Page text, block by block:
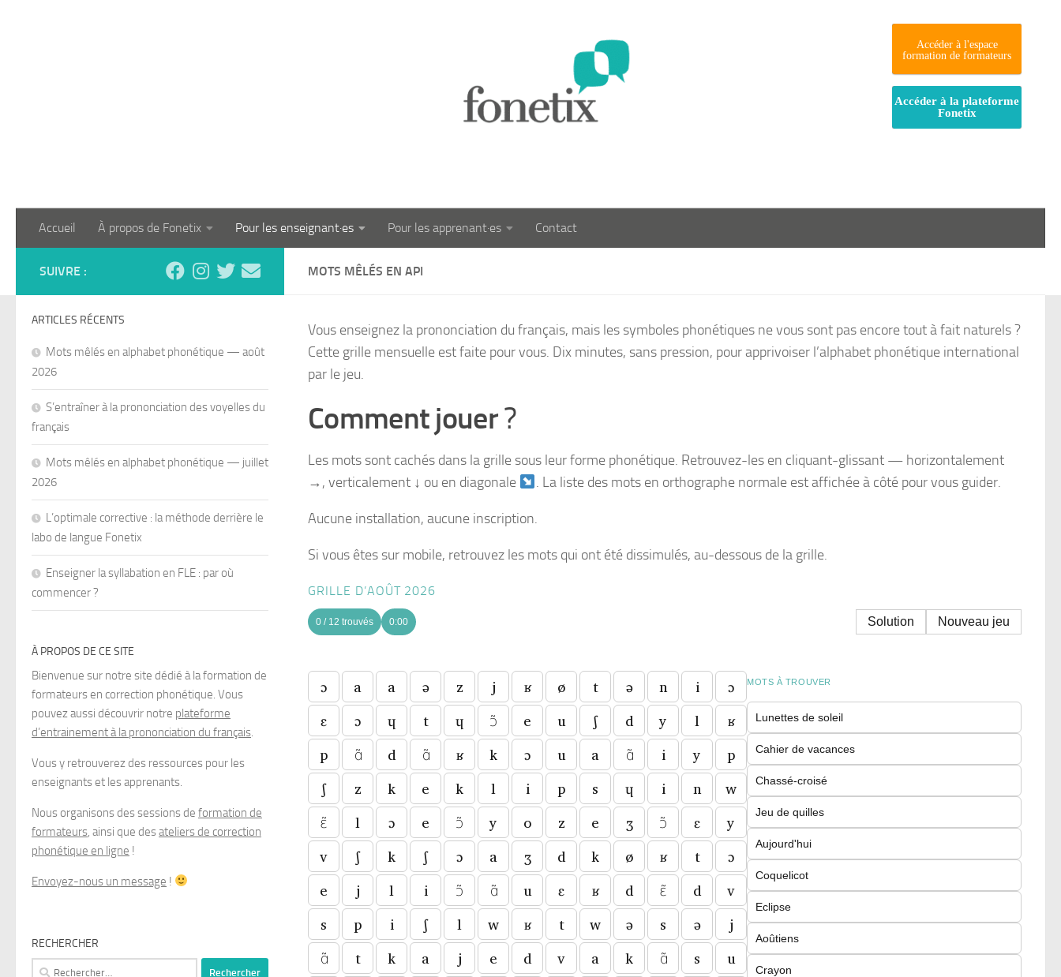
Accéder à l'espace
formation de formateurs
Accéder à la plateforme
Fonetix
Accueil À propos de Fonetix Pour les enseignant·es Pour les apprenant·es Contact
MOTS MÊLÉS EN API
Vous enseignez la prononciation du français, mais les symboles phonétiques ne vous sont pas encore tout à fait naturels ?
Cette grille mensuelle est faite pour vous. Dix minutes, sans pression, pour apprivoiser l’alphabet phonétique international
par le jeu.
Comment jouer?
Les mots sont cachés dans la grille sous leur forme phonétique. Retrouvez-les en cliquant-glissant — horizontalement
→, verticalement ↓ ou en diagonale
. La liste des mots en orthographe normale est affichée à côté pour vous guider.
Aucune installation, aucune inscription.
Si vous êtes sur mobile, retrouvez les mots qui ont été dissimulés, au-dessous de la grille.
GRILLE D’AOÛT 2026
0 / 12 trouvés 0:00 Solution Nouveau jeu
ɔ a a ə z j ʁ ø t ə n i
ɔ
ɛ
ɔ ɥ t ɥ ɔ̃ e u ʃ d y l
ʁ
p
ɑ̃ d ɑ̃ ʁ k ɔ u a ɑ̃ i y
p
ʃ
z k e k l i p s ɥ i n
w
ɛ̃
l ɔ e ɔ̃ y o z e ʒ ɔ̃ ɛ
y
v
ʃ k ʃ ɔ a ʒ d k ø ʁ t
ɔ
e
j l i ɔ̃ ɑ̃ u ɛ ʁ d ɛ̃ d
v
s
p i ʃ l w ʁ t w ə s ə
j
ɑ̃
t k a j e d v a k ɑ̃ s
u
MOTS À TROUVER
Lunettes de soleil
Cahier de vacances
Chassé-croisé
Jeu de quilles
Aujourd'hui
Coquelicot
Eclipse
Aoûtiens
Crayon
SUIVRE :
ARTICLES RÉCENTS
Mots mêlés en alphabet phonétique — août
2026
S’entraîner à la prononciation des voyelles du
français
Mots mêlés en alphabet phonétique — juillet
2026
L’optimale corrective : la méthode derrière le
labo de langue Fonetix
Enseigner la syllabation en FLE : par où
commencer ?
À PROPOS DE CE SITE
Bienvenue sur notre site dédié à la formation de
formateurs en correction phonétique. Vous
pouvez aussi découvrir notre plateforme
d’entrainement à la prononciation du français.
Vous y retrouverez des ressources pour les
enseignants et les apprenants.
Nous organisons des sessions de formation de
formateurs, ainsi que desateliers de correction
phonétique en ligne !
Envoyez-nous un message !
RECHERCHER
Rechercher :